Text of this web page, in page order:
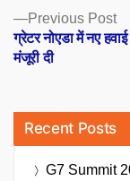
Previous Post
ग्रेटर नोएडा में नए
मंजूरी दी
Recent Posts
G7 Summit